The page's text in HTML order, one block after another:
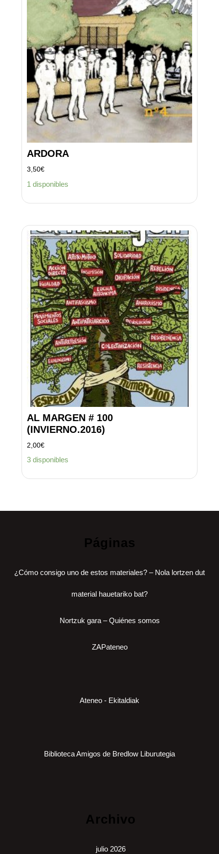
ARDORA
3,50€
1 disponibles
AL MARGEN # 100
(INVIERNO.2016)
2,00€
3 disponibles
Páginas
¿Cómo consigo uno de estos materiales? – Nola lortzen dut
material hauetariko bat?
Nortzuk gara – Quiénes somos
ZAPateneo
Ateneo - Ekitaldiak
Biblioteca Amigos de Bredlow Liburutegia
Archivo
julio 2026